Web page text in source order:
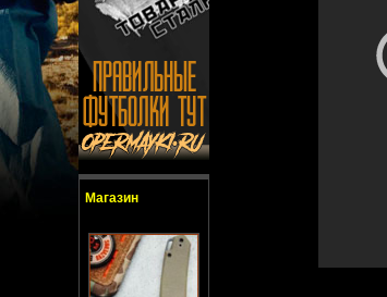
Магазин